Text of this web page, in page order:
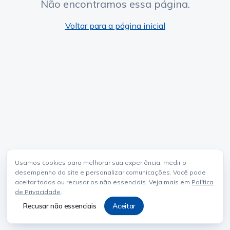
Usamos cookies para melhorar sua experiência, medir o
desempenho do site e personalizar comunicações. Você pode
aceitar todos ou recusar os não essenciais. Veja mais em Política
de Privacidade.
Recusar não essenciais Aceitar
Não encontramos essa página.
Voltar para a página inicial